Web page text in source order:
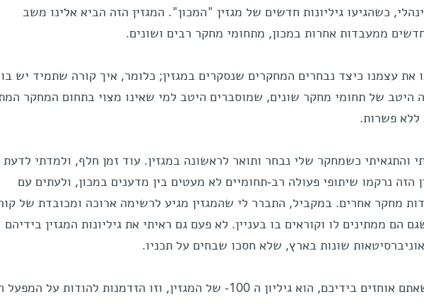
כשהגיעו גיליונות חדשים של מגזין "המכון". המגזין הזה הביא אלינו משב
חדשים ממעבדות אחרות במכון, מתחומי מחקר רבים ושונים.
את עצמנו כיצד נבחרים המחקרים שנסקרים במגזין; כלומר, איך קורה שתמיד יש בו
היטב של תחומי מחקר שונים, שמוסברים היטב למי שאינו מצוי בתחום המחקר
ללא פשרות.
והתגאיתי כשמחקר שלי נבחר ותואר לראשונה במגזין. עוד זמן חלף, ולמדתי לדעת
הזה נרקמו שיתופי פעולה רב-תחומיים לא מעטים בין מדענים במכון, ולעתים עם
מחקר אחרים. במקביל, התברר לי שהמגזין מגיע לרשימה ארוכה ומכובדת של
הם ממתינים לו וקוראים בו בעניין. לא פעם גם ראיתי את גיליונות המגזין בידיהם
שונות בארץ, שלא חסכו שבחים על תכניו.
הגיליון הזה, שאתם אוחזים בידיכם, הוא גיליון ה 100- של המגזין, וזו הזדמנות להודות על